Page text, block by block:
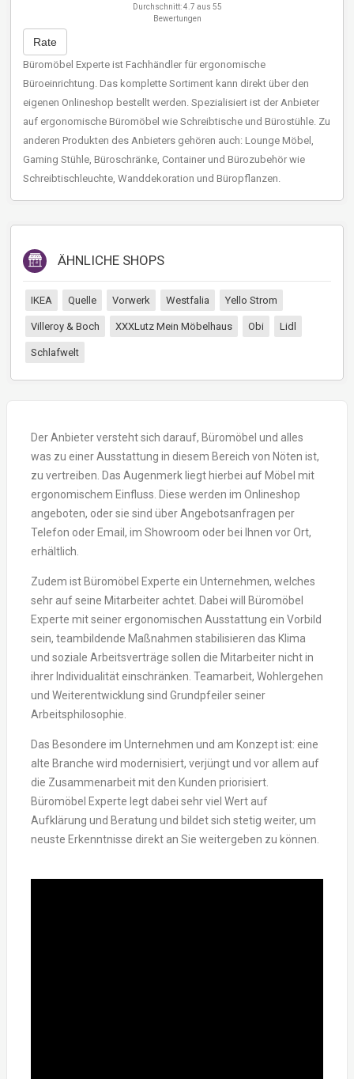
Durchschnitt:4.7 aus 55
Bewertungen
Rate
Büromöbel Experte ist Fachhändler für ergonomische
Büroeinrichtung. Das komplette Sortiment kann direkt über den
eigenen Onlineshop bestellt werden. Spezialisiert ist der Anbieter
auf ergonomische Büromöbel wie Schreibtische und Bürostühle. Zu
anderen Produkten des Anbieters gehören auch: Lounge Möbel,
Gaming Stühle, Büroschränke, Container und Bürozubehör wie
Schreibtischleuchte, Wanddekoration und Büropflanzen.
ÄHNLICHE SHOPS
IKEA Quelle Vorwerk Westfalia Yello Strom
Villeroy & Boch XXXLutz Mein Möbelhaus Obi Lidl
Schlafwelt
Der Anbieter versteht sich darauf, Büromöbel und alles
was zu einer Ausstattung in diesem Bereich von Nöten ist,
zu vertreiben. Das Augenmerk liegt hierbei auf Möbel mit
ergonomischem Einfluss. Diese werden im Onlineshop
angeboten, oder sie sind über Angebotsanfragen per
Telefon oder Email, im Showroom oder bei Ihnen vor Ort,
erhältlich.
Zudem ist Büromöbel Experte ein Unternehmen, welches
sehr auf seine Mitarbeiter achtet. Dabei will Büromöbel
Experte mit seiner ergonomischen Ausstattung ein Vorbild
sein, teambildende Maßnahmen stabilisieren das Klima
und soziale Arbeitsverträge sollen die Mitarbeiter nicht in
ihrer Individualität einschränken. Teamarbeit, Wohlergehen
und Weiterentwicklung sind Grundpfeiler seiner
Arbeitsphilosophie.
Das Besondere im Unternehmen und am Konzept ist: eine
alte Branche wird modernisiert, verjüngt und vor allem auf
die Zusammenarbeit mit den Kunden priorisiert.
Büromöbel Experte legt dabei sehr viel Wert auf
Aufklärung und Beratung und bildet sich stetig weiter, um
neuste Erkenntnisse direkt an Sie weitergeben zu können.